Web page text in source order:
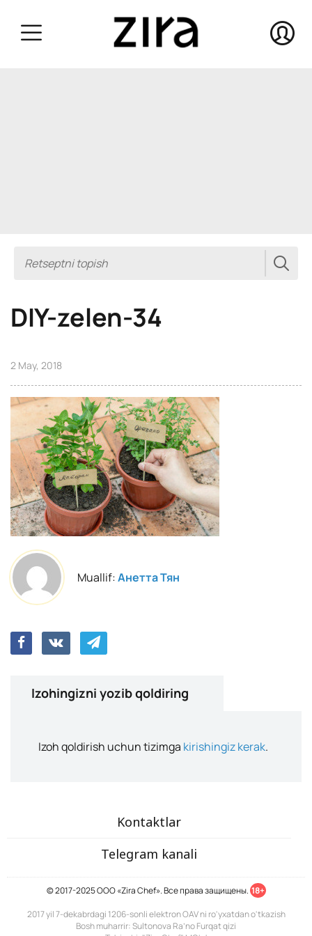
DIY-zelen-34
2 May, 2018
Muallif:Анетта Тян
Izohingizni yozib qoldiring
Izoh qoldirish uchun tizimga kirishingiz kerak.
Kontaktlar
Telegram kanali
© 2017-2025 ООО «Zira Chef». Все права защищены. 18+
2017 yil 7-dekabrdagi 1206-sonli elektron OAV ni ro'yxatdan o'tkazish
Bosh muharrir: Sultonova Ra’no Furqat qizi